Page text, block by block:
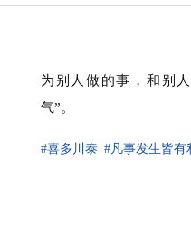
为别人做的事，和别
气”。
#喜多川泰 #凡事发生皆有